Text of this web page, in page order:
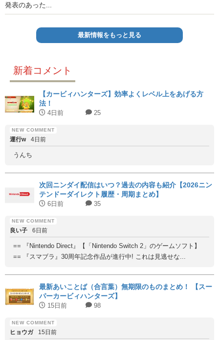
発表のあった...
最新情報をもっと見る
新着コメント
【カービィハンターズ】効率よくレベル上をあげる方
法！
4日前 25
運行w 4日前
うんち
次回ニンダイ配信はいつ？過去の内容も紹介【2026ニン
テンドーダイレクト履歴・周期まとめ】
6日前 35
良い子 6日前
== 『Nintendo Direct』【「Nintendo Switch 2」のゲームソフト】
== 『スマブラ』30周年記念作品が進行中! これは見逃せな...
最新あいことば（合言葉）無期限のものまとめ！ 【スー
パーカービィハンターズ】
15日前 98
ヒョウガ 15日前